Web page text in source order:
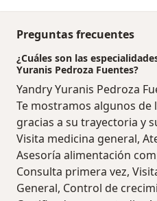
Preguntas frecuentes
¿Cuáles son las
Yuranis Pedroza Fuentes?
Yandry Yuranis Pedroza
Te mostramos algunos de
gracias a su trayectoria y
Visita medicina general,
Asesoría alimentación
Consulta primera vez,
General, Control de